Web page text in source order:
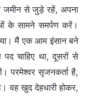
जमीन से जुड़े रहें, अपना
के सामने समर्पण करें।
मैं एक आम इंसान बने
चाहिए था, दूसरों से
परमेश्वर सृजनकर्ता है,
वह खुद देहधारी होकर,